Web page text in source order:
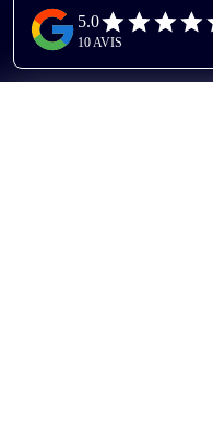
Postulez dès
partie d’une aventure